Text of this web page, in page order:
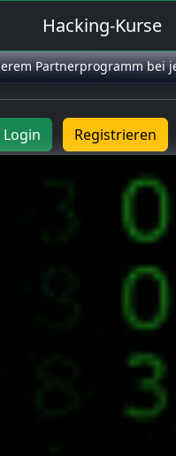
Hacking-Kurse
Partnerprogramm bei
Login Registrieren